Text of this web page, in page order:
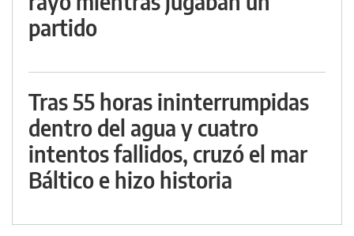
partido
Tras 55 horas ininterrumpidas
dentro del agua y cuatro
intentos fallidos, cruzó el mar
Báltico e hizo historia